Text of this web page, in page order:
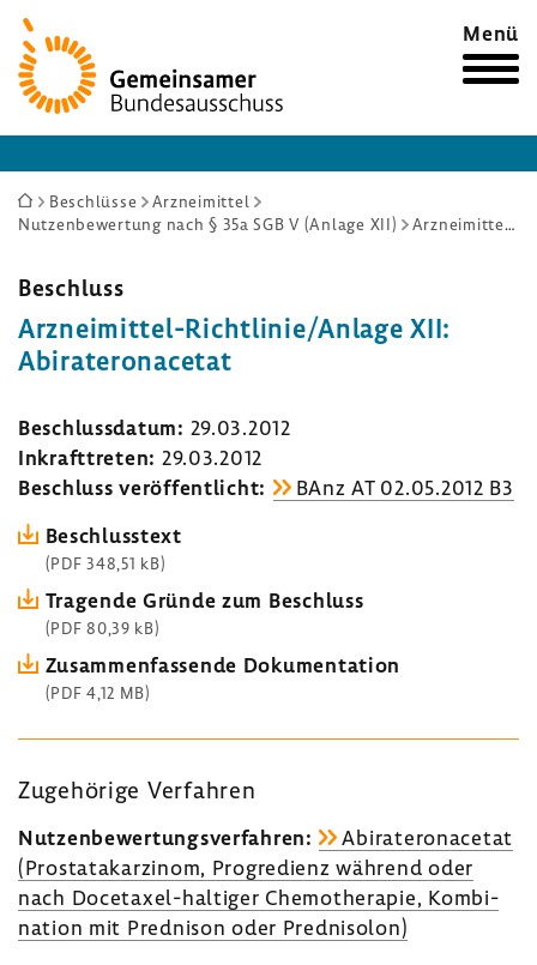
Zur
Startseite
Menü
Sie
sind
Beschlüsse
Arzneimittel
Nutzenbewertung nach § 35a SGB V (Anlage XII)
Arzneimittel-Richtlinie/Anlage XII: Abirateronacetat
Beschluss
Arzneimittel-​Richtlinie/Anlage XII:
Abira­te­ro­na­cetat
Beschluss­datum: 29.03.2012
Inkraft­treten: 29.03.2012
Beschluss veröf­fent­licht:
BAnz AT 02.05.2012 B3
Beschluss­text
(PDF 348,51 kB)
Tragende Gründe zum Beschluss
(PDF 80,39 kB)
Zusam­men­fas­sende Doku­men­ta­tion
(PDF 4,12 MB)
Zuge­hö­rige Verfahren
Nutzen­be­wer­tungs­ver­fahren:
Abira­te­ro­na­cetat
(Prostata­kar­zinom, Progre­dienz während oder
nach Docetaxel-​haltiger Chemo­the­rapie, Kombi­
na­tion mit Pred­nison oder Predn­isolon)